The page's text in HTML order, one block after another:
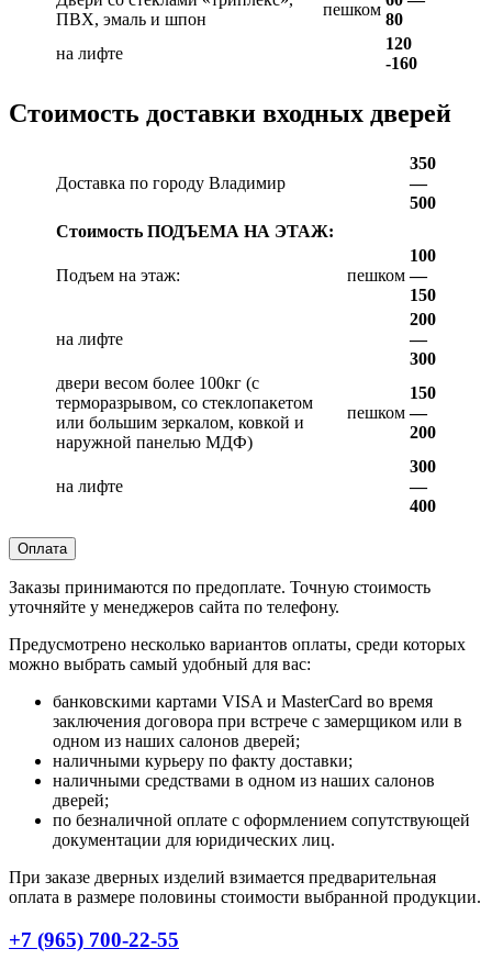
ПВХ, эмаль и шпон
пешком
80
на лифте
120
-160
Стоимость доставки входных дверей
Доставка по городу Владимир
350
—
500
Стоимость ПОДЪЕМА НА ЭТАЖ:
Подъем на этаж: пешком
100
—
150
на лифте
200
—
300
двери весом более 100кг (с
терморазрывом, со стеклопакетом
или большим зеркалом, ковкой и
наружной панелью МДФ)
пешком
150
—
200
на лифте
300
—
400
Оплата
Заказы принимаются по предоплате. Точную стоимость
уточняйте у менеджеров сайта по телефону.
Предусмотрено несколько вариантов оплаты, среди которых
можно выбрать самый удобный для вас:
банковскими картами VISA и MasterCard во время
заключения договора при встрече с замерщиком или в
одном из наших салонов дверей;
наличными курьеру по факту доставки;
наличными средствами в одном из наших салонов
дверей;
по безналичной оплате с оформлением сопутствующей
документации для юридических лиц.
При заказе дверных изделий взимается предварительная
оплата в размере половины стоимости выбранной продукции.
+7 (965) 700-22-55